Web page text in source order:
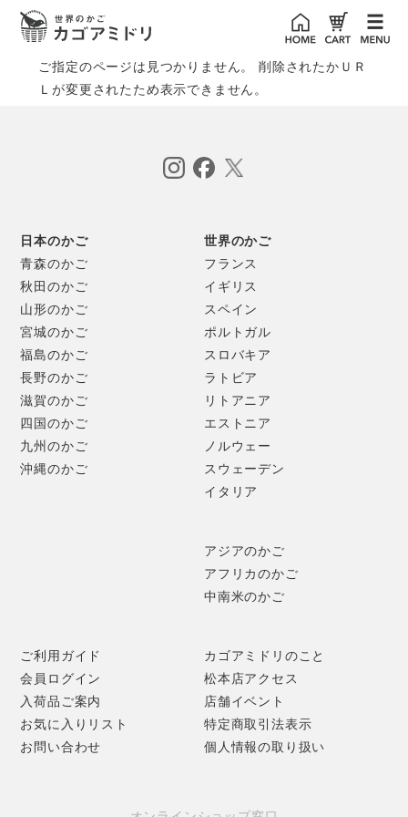
ご指定のページは見つかりません。 削除されたかＵＲ
Ｌが変更されたため表示できません。
日本のかご
青森のかご
秋田のかご
山形のかご
宮城のかご
福島のかご
長野のかご
滋賀のかご
四国のかご
九州のかご
沖縄のかご
世界のかご
フランス
イギリス
スペイン
ポルトガル
スロバキア
ラトビア
リトアニア
エストニア
ノルウェー
スウェーデン
イタリア
アジアのかご
アフリカのかご
中南米のかご
ご利用ガイド
会員ログイン
入荷品ご案内
お気に入りリスト
お問い合わせ
カゴアミドリのこと
松本店アクセス
店舗イベント
特定商取引法表示
個人情報の取り扱い